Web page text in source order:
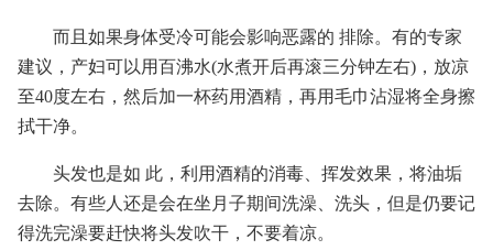
而且如果身体受冷可能会影响恶露的 排除。有的专家
建议，产妇可以用百沸水(水煮开后再滚三分钟左右)，放凉
至40度左右，然后加一杯药用酒精，再用毛巾沾湿将全身擦
拭干净。
头发也是如 此，利用酒精的消毒、挥发效果，将油垢
去除。有些人还是会在坐月子期间洗澡、洗头，但是仍要记
得洗完澡要赶快将头发吹干，不要着凉。